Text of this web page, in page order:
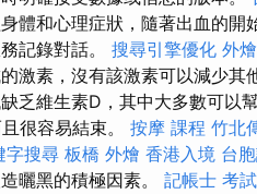
體和心理症狀，隨著出血的
記錄對話。 搜尋引擎優化 外
激素，沒有該激素可以減少其
乏維生素D，其中大多數可以
很容易結束。 按摩 課程 竹北
字搜尋 板橋 外燴 香港入境 台
曬黑的積極因素。 記帳士 考